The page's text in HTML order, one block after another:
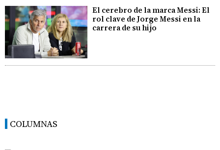
El cerebro de la marca Messi: El
rol clave de Jorge Messi en la
carrera de su hijo
COLUMNAS